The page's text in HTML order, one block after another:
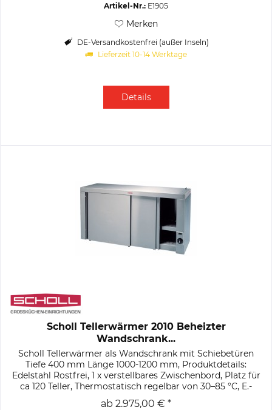
Artikel-Nr.: E1905
Merken
DE-Versandkostenfrei (außer Inseln)
Lieferzeit 10-14 Werktage
Details
Scholl Tellerwärmer 2010 Beheizter
Wandschrank...
Scholl Tellerwärmer als Wandschrank mit Schiebetüren
Tiefe 400 mm Länge 1000-1200 mm, Produktdetails:
Edelstahl Rostfrei, 1 x verstellbares Zwischenbord, Platz für
ca 120 Teller, Thermostatisch regelbar von 30–85 °C, E.-
Anschluss: 0,75...
ab 2.975,00 € *